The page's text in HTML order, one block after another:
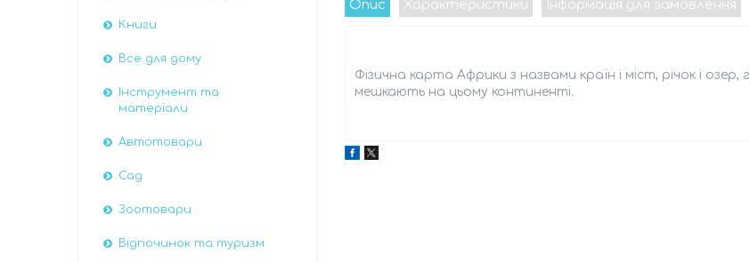
Опис Характеристики Інформація для замовлення
Фізична карта Африки з назвами країн і міст, річок і
мешкають на цьому континенті.
Книги
Все для дому
Інструмент та
матеріали
Автотовари
Сад
Зоотовари
Відпочинок та туризм